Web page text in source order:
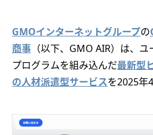
GMOインターネットグループの
商事 （以下、GMO AIR）は、
プログラムを組み込んだ最新型
の人材派遣型サービスを2025年